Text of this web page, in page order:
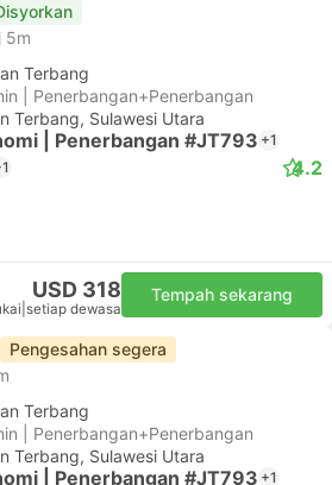
5m
Terbang
| Penerbangan+Penerbangan
Terbang, Sulawesi Utara
| Penerbangan #JT793 +1
4.2
USD 318
setiap dewasa
Tempah sekarang
Pengesahan segera
Terbang
| Penerbangan+Penerbangan
Terbang, Sulawesi Utara
| Penerbangan #JT793 +1